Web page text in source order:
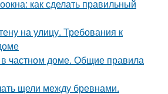
как сделать правильный
на улицу. Требования к
частном доме. Общие правила
щели между бревнами.